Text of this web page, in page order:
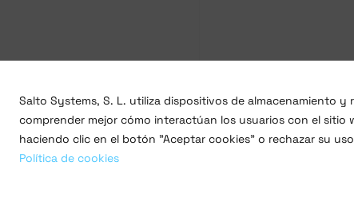
Salto Systems, S. L. utiliza dispositivos de almacenamiento
comprender mejor cómo interactúan los usuarios con el
haciendo clic en el botón "Aceptar cookies" o rechazar su
Política de cookies